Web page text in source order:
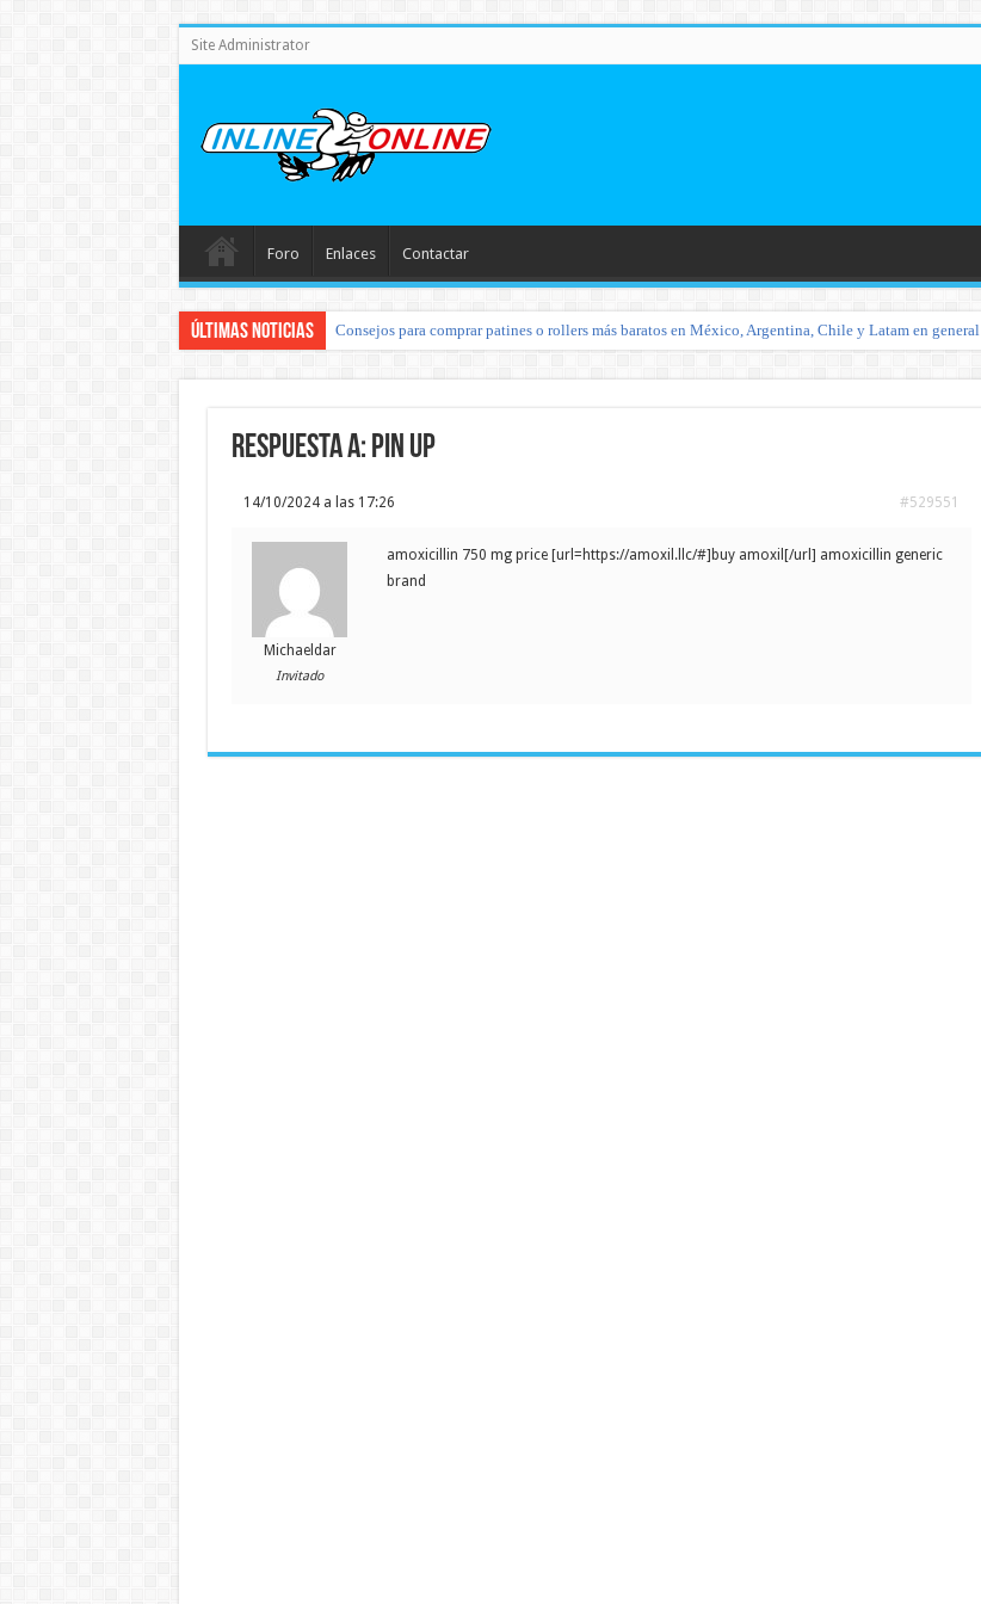
Site Administrator
Foro Enlaces Contactar
Últimas noticias Consejos para comprar patines o rollers más baratos en México, Argentina, Chile y Latam en general
Respuesta a: pin up
14/10/2024 a las 17:26 #529551
Michaeldar
Invitado
amoxicillin 750 mg price [url=https://amoxil.llc/#]buy amoxil[/url] amoxicillin generic
brand